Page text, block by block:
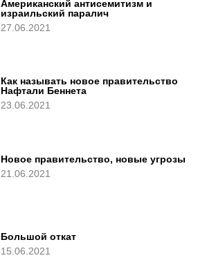
Американский антисемитизм и
израильский паралич
27.06.2021
Как называть новое правительство
Нафтали Беннета
23.06.2021
Новое правительство, новые угрозы
21.06.2021
Большой откат
15.06.2021